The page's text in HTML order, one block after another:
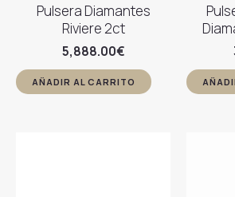
Pulsera Diamantes
Riviere 2ct
5,888.00€
AÑADIR AL CARRITO